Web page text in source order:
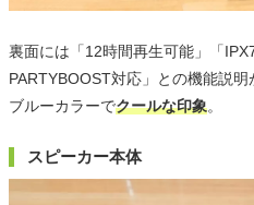
裏面には「12時間再生可能」「
PARTYBOOST対応」との機能説
ブルーカラーでクールな印象。
スピーカー本体